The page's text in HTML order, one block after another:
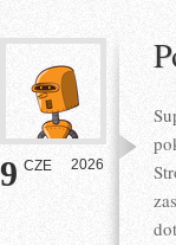
9 CZE 2026